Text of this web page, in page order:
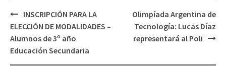
Navegación
de
entradas
INSCRIPCIÓN PARA LA
ELECCIÓN DE MODALIDADES –
Alumnos de 3º año
Educación Secundaria
Olimpíada Argentina de
Tecnología: Lucas Díaz
representará al Poli